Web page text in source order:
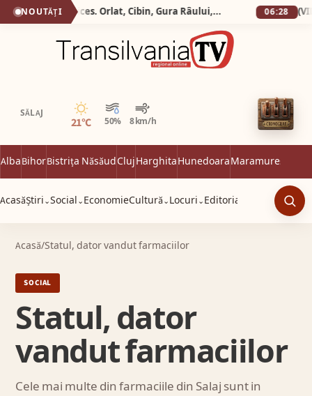
NOUTĂȚI Silva Logistic Services. Orlat, Cibin, Gura Râului, Paltinis, Arena Platos, Iezeru Mare, drumul spre inima Mǎrginimii. 06:28
SĂLAJ
21°C 50% 8 km/h
Senin
AlbaBihorBistrița NăsăudClujHarghitaHunedoaraMaramureș
AcasăȘtiri ⌄Social ⌄ EconomieCultură ⌄ Locuri ⌄ Editorial
Acasă/Statul, dator vandut farmaciilor
SOCIAL
Statul, dator
vandut farmaciilor
Cele mai multe din farmaciile din Salaj sunt in